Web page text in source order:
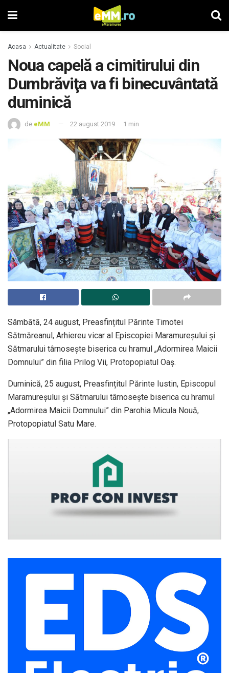
Acasa Actualitate Social
Noua capelă a cimitirului din
Dumbrăviţa va fi binecuvântată
duminică
de eMM 22 august 2019 1 min
Sâmbătă, 24 august, Preasfințitul Părinte Timotei
Sătmăreanul, Arhiereu vicar al Episcopiei Maramureșului și
Sătmarului târnosește biserica cu hramul „Adormirea Maicii
Domnului” din filia Prilog Vii, Protopopiatul Oaș.
Duminică, 25 august, Preasfințitul Părinte Iustin, Episcopul
Maramureșului și Sătmarului târnosește biserica cu hramul
„Adormirea Maicii Domnului” din Parohia Micula Nouă,
Protopopiatul Satu Mare.